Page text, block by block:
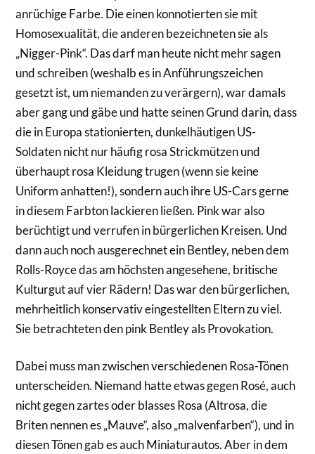
anrüchige Farbe. Die einen konnotierten sie mit
Homosexualität, die anderen bezeichneten sie als
„Nigger-Pink“. Das darf man heute nicht mehr sagen
und schreiben (weshalb es in Anführungszeichen
gesetzt ist, um niemanden zu verärgern), war damals
aber gang und gäbe und hatte seinen Grund darin, dass
die in Europa stationierten, dunkelhäutigen US-
Soldaten nicht nur häufig rosa Strickmützen und
überhaupt rosa Kleidung trugen (wenn sie keine
Uniform anhatten!), sondern auch ihre US-Cars gerne
in diesem Farbton lackieren ließen. Pink war also
berüchtigt und verrufen in bürgerlichen Kreisen. Und
dann auch noch ausgerechnet ein Bentley, neben dem
Rolls-Royce das am höchsten angesehene, britische
Kulturgut auf vier Rädern! Das war den bürgerlichen,
mehrheitlich konservativ eingestellten Eltern zu viel.
Sie betrachteten den pink Bentley als Provokation.
Dabei muss man zwischen verschiedenen Rosa-Tönen
unterscheiden. Niemand hatte etwas gegen Rosé, auch
nicht gegen zartes oder blasses Rosa (Altrosa, die
Briten nennen es „Mauve“, also „malvenfarben“), und in
diesen Tönen gab es auch Miniaturautos. Aber in dem